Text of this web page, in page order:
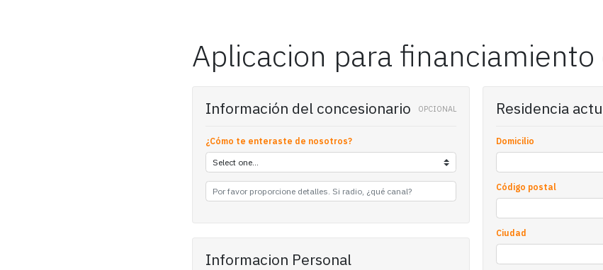
Aplicacion para financiamiento
Información del concesionario OPCIONAL
¿Cómo te enteraste de nosotros?
Informacion Personal
Residencia
Domicilio
Código postal
Ciudad